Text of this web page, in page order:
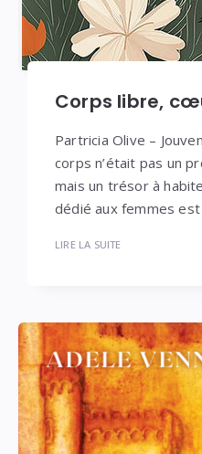
Corps libre,
Partricia Olive –
corps n’était pas un
mais un trésor à
dédié aux femmes est
LIRE LA SUITE